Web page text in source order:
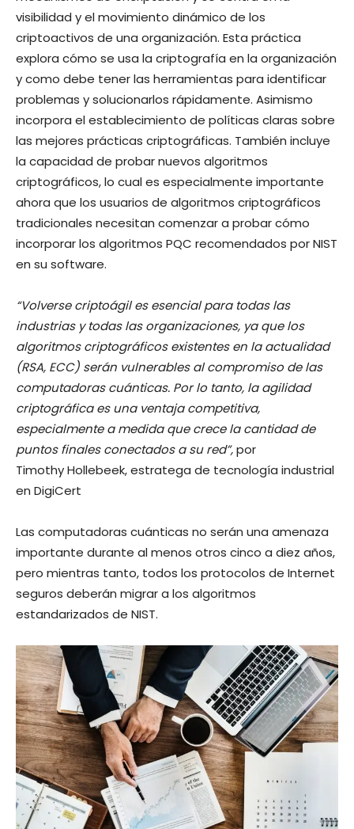
visibilidad y el movimiento dinámico de los
criptoactivos de una organización. Esta práctica
explora cómo se usa la criptografía en la organización
y como debe tener las herramientas para identificar
problemas y solucionarlos rápidamente. Asimismo
incorpora el establecimiento de políticas claras sobre
las mejores prácticas criptográficas. También incluye
la capacidad de probar nuevos algoritmos
criptográficos, lo cual es especialmente importante
ahora que los usuarios de algoritmos criptográficos
tradicionales necesitan comenzar a probar cómo
incorporar los algoritmos PQC recomendados por NIST
en su software.
“Volverse criptoágil es esencial para todas las
industrias y todas las organizaciones, ya que los
algoritmos criptográficos existentes en la actualidad
(RSA, ECC) serán vulnerables al compromiso de las
computadoras cuánticas. Por lo tanto, la agilidad
criptográfica es una ventaja competitiva,
especialmente a medida que crece la cantidad de
puntos finales conectados a su red”,por
Timothy Hollebeek, estratega de tecnología industrial
en DigiCert
Las computadoras cuánticas no serán una amenaza
importante durante al menos otros cinco a diez años,
pero mientras tanto, todos los protocolos de Internet
seguros deberán migrar a los algoritmos
estandarizados de NIST.